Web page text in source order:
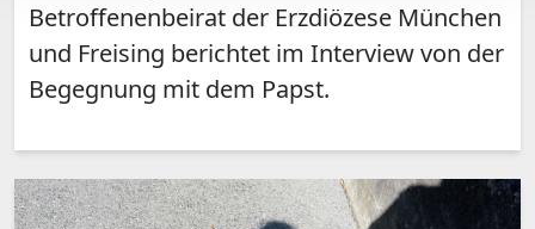
Betroffenenbeirat der Erzdiözese München
und Freising berichtet im Interview von der
Begegnung mit dem Papst.